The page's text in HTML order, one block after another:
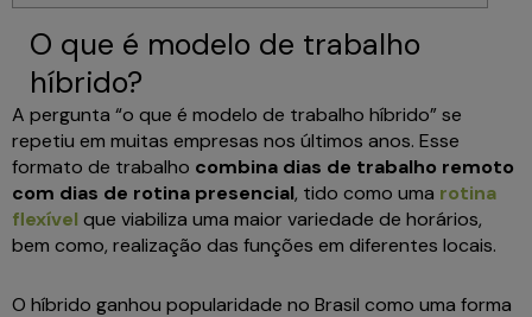
O que é modelo de trabalho
híbrido?
A pergunta “o que é modelo de trabalho híbrido” se
repetiu em muitas empresas nos últimos anos. Esse
formato de trabalho combina dias de trabalho remoto
com dias de rotina presencial, tido como uma rotina
flexível que viabiliza uma maior variedade de horários,
bem como, realização das funções em diferentes locais.
O híbrido ganhou popularidade no Brasil como uma forma